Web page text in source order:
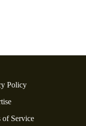
Policy
of Service